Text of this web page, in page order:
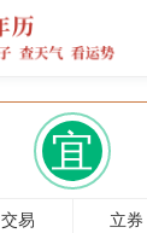
宜
交易 立券